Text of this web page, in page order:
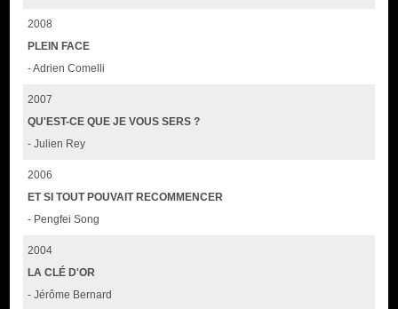
2008
PLEIN FACE
- Adrien Comelli
2007
QU'EST-CE QUE JE VOUS SERS ?
- Julien Rey
2006
ET SI TOUT POUVAIT RECOMMENCER
- Pengfei Song
2004
LA CLÉ D'OR
- Jérôme Bernard